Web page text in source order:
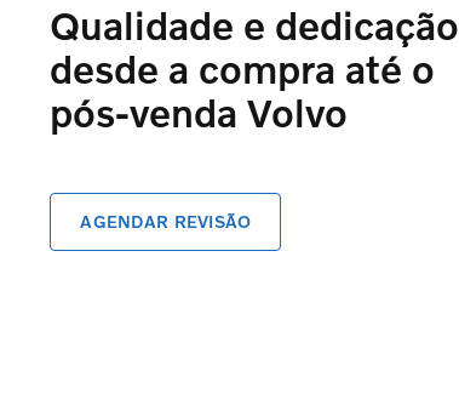
Qualidade e dedicação
desde a compra até o
pós-venda Volvo
AGENDAR REVISÃO